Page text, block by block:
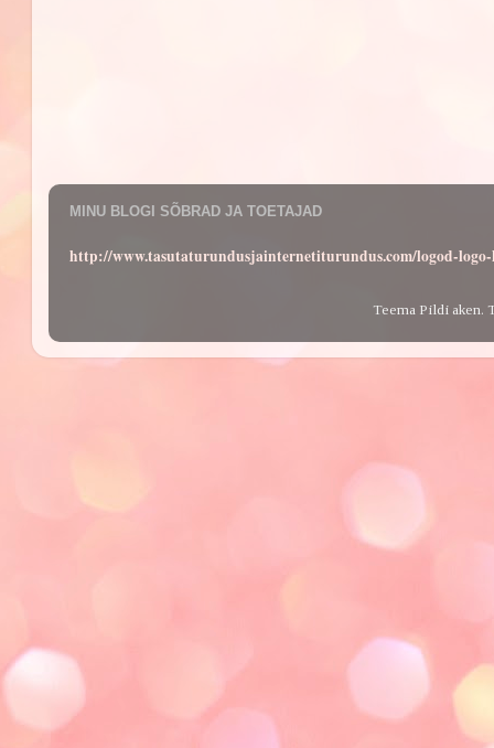
MINU BLOGI SÕBRAD JA TOETAJAD
http://www.tasutaturundusjainternetiturundus.com/logod-
Teema Pildi aken.